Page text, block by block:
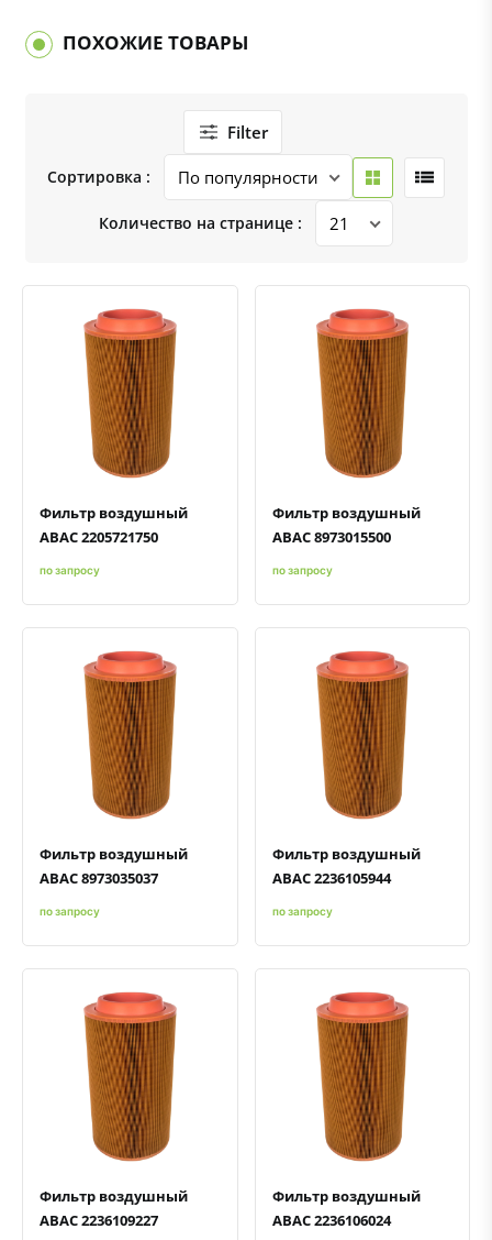
ПОХОЖИЕ ТОВАРЫ
Filter
Сортировка :
Количество на странице :
Быстрый просмотрДобавить к сравнению
Добавить в избранное
Фильтр воздушный
ABAC 2205721750
по запросу
Быстрый просмотрДобавить к сравнению
Добавить в избранное
Фильтр воздушный
ABAC 8973015500
по запросу
Быстрый просмотрДобавить к сравнению
Добавить в избранное
Фильтр воздушный
ABAC 8973035037
по запросу
Быстрый просмотрДобавить к сравнению
Добавить в избранное
Фильтр воздушный
ABAC 2236105944
по запросу
Быстрый просмотрДобавить к сравнению
Добавить в избранное
Фильтр воздушный
ABAC 2236109227
Быстрый просмотрДобавить к сравнению
Добавить в избранное
Фильтр воздушный
ABAC 2236106024